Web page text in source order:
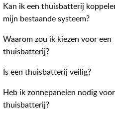
Kan ik een thuisbatterij
mijn bestaande systeem?
Waarom zou ik kiezen voor een
thuisbatterij?
Is een thuisbatterij veilig?
Heb ik zonnepanelen nodig
thuisbatterij?